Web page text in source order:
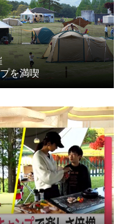
を満喫